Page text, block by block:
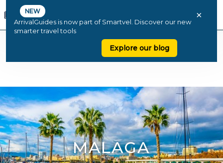
NEW
ArrivalGuides is now part of Smartvel. Discover our new
smarter travel tools
Explore our blog
×
MALAGA